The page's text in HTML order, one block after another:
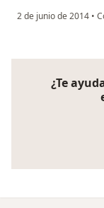
2 de junio de 2014 •
¿Te